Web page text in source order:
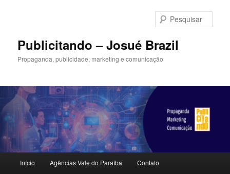
principalPublicitando – Josué Brazil
Propaganda, publicidade, marketing e comunicação
principal
Início Agências Vale do Paraíba Contato